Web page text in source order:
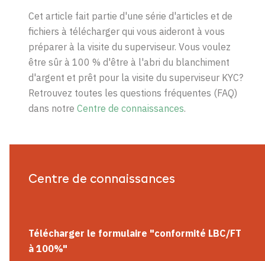
Cet article fait partie d'une série d'articles et de
fichiers à télécharger qui vous aideront à vous
préparer à la visite du superviseur. Vous voulez
être sûr à 100 % d'être à l'abri du blanchiment
d'argent et prêt pour la visite du superviseur KYC?
Retrouvez toutes les questions fréquentes (FAQ)
dans notre Centre de connaissances.
Centre de connaissances
Télécharger le formulaire "conformité LBC/FT
à 100%"